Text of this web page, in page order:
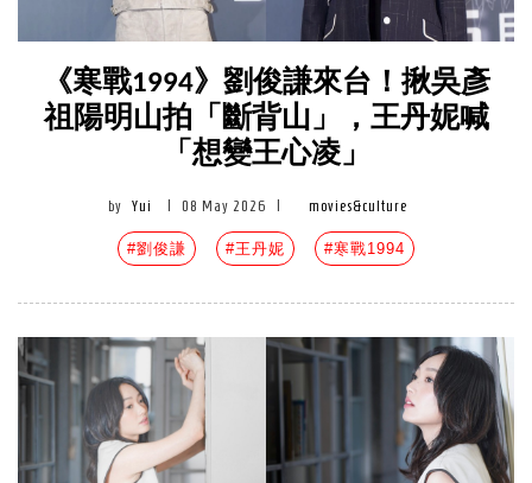
《寒戰1994》劉俊謙來台！揪吳彥
祖陽明山拍「斷背山」，王丹妮喊
「想變王心凌」
by Yui 08 May 2026 movies&culture
#劉俊謙 #王丹妮 #寒戰1994